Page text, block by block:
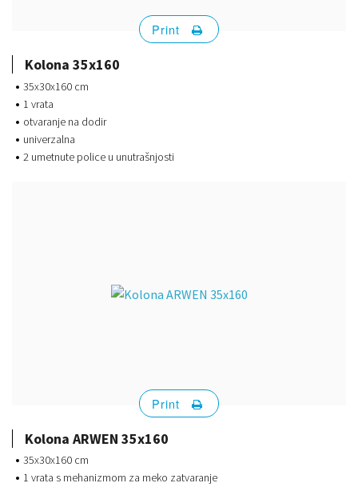
Kolona 35x160
35x30x160 cm
1 vrata
otvaranje na dodir
univerzalna
2 umetnute police u unutrašnjosti
Print
Kolona ARWEN 35x160
35x30x160 cm
1 vrata s mehanizmom za meko zatvaranje
Print